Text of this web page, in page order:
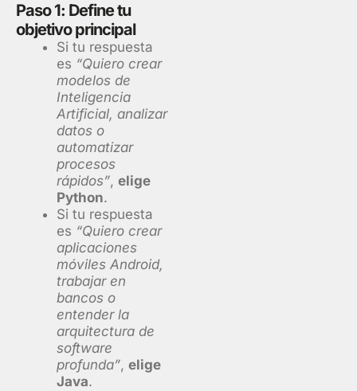
Paso 1: Define tu
objetivo principal
Si tu respuesta
es “Quiero crear
modelos de
Inteligencia
Artificial, analizar
datos o
automatizar
procesos
rápidos”, elige
Python.
Si tu respuesta
es “Quiero crear
aplicaciones
móviles Android,
trabajar en
bancos o
entender la
arquitectura de
software
profunda”, elige
Java.